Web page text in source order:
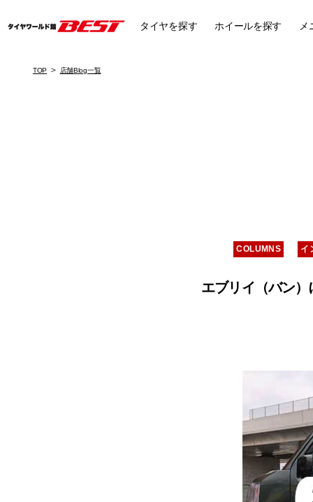
タイヤを探す ホイールを探す メ
TOP 店舗Blog一覧
COLUMNS イ
エブリイ（バン